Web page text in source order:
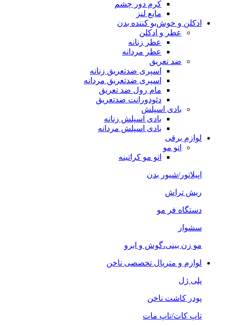
کرم دور چشم
مایع لنز
ادکلن و خوش‌بو کننده بدن
عطر و ادکلن
عطر زنانه
عطر مردانه
ضد تعریق
اسپری ضدتعریق زنانه
اسپری ضدتعریق مردانه
مام رول ضد تعریق
دئودورانت ضدتعریق
بادی اسپلش
بادی اسپلش زنانه
بادی اسپلش مردانه
لوازم برقی
اتو مو
اتو مو کراتینه
اپیلاتور/شیور بدن
ریش تراش
دستگاه فر مو
سشوار
مو زن بینی،گوش و ابرو
لوازم و متریال تخصصی ناخن
پلی ژل
پودر کاشت ناخن
تاپ کات/تاپ مات